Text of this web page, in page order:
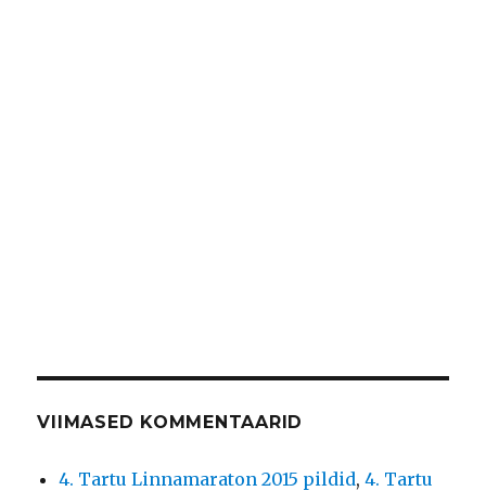
VIIMASED KOMMENTAARID
4. Tartu Linnamaraton 2015 pildid,4. Tartu